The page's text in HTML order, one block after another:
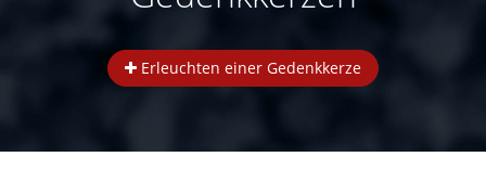
Erleuchten einer Gedenkkerze